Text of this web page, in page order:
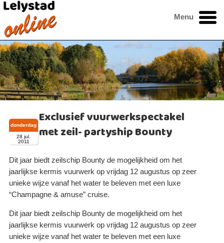
Menu
Exclusief vuurwerkspectakel
met zeil- partyship Bounty
donderdag
28 jul.
2011
Dit jaar biedt zeilschip Bounty de mogelijkheid om het
jaarlijkse kermis vuurwerk op vrijdag 12 augustus op zeer
unieke wijze vanaf het water te beleven met een luxe
“Champagne & amuse” cruise.
Dit jaar biedt zeilschip Bounty de mogelijkheid om het
jaarlijkse kermis vuurwerk op vrijdag 12 augustus op zeer
unieke wijze vanaf het water te beleven met een luxe